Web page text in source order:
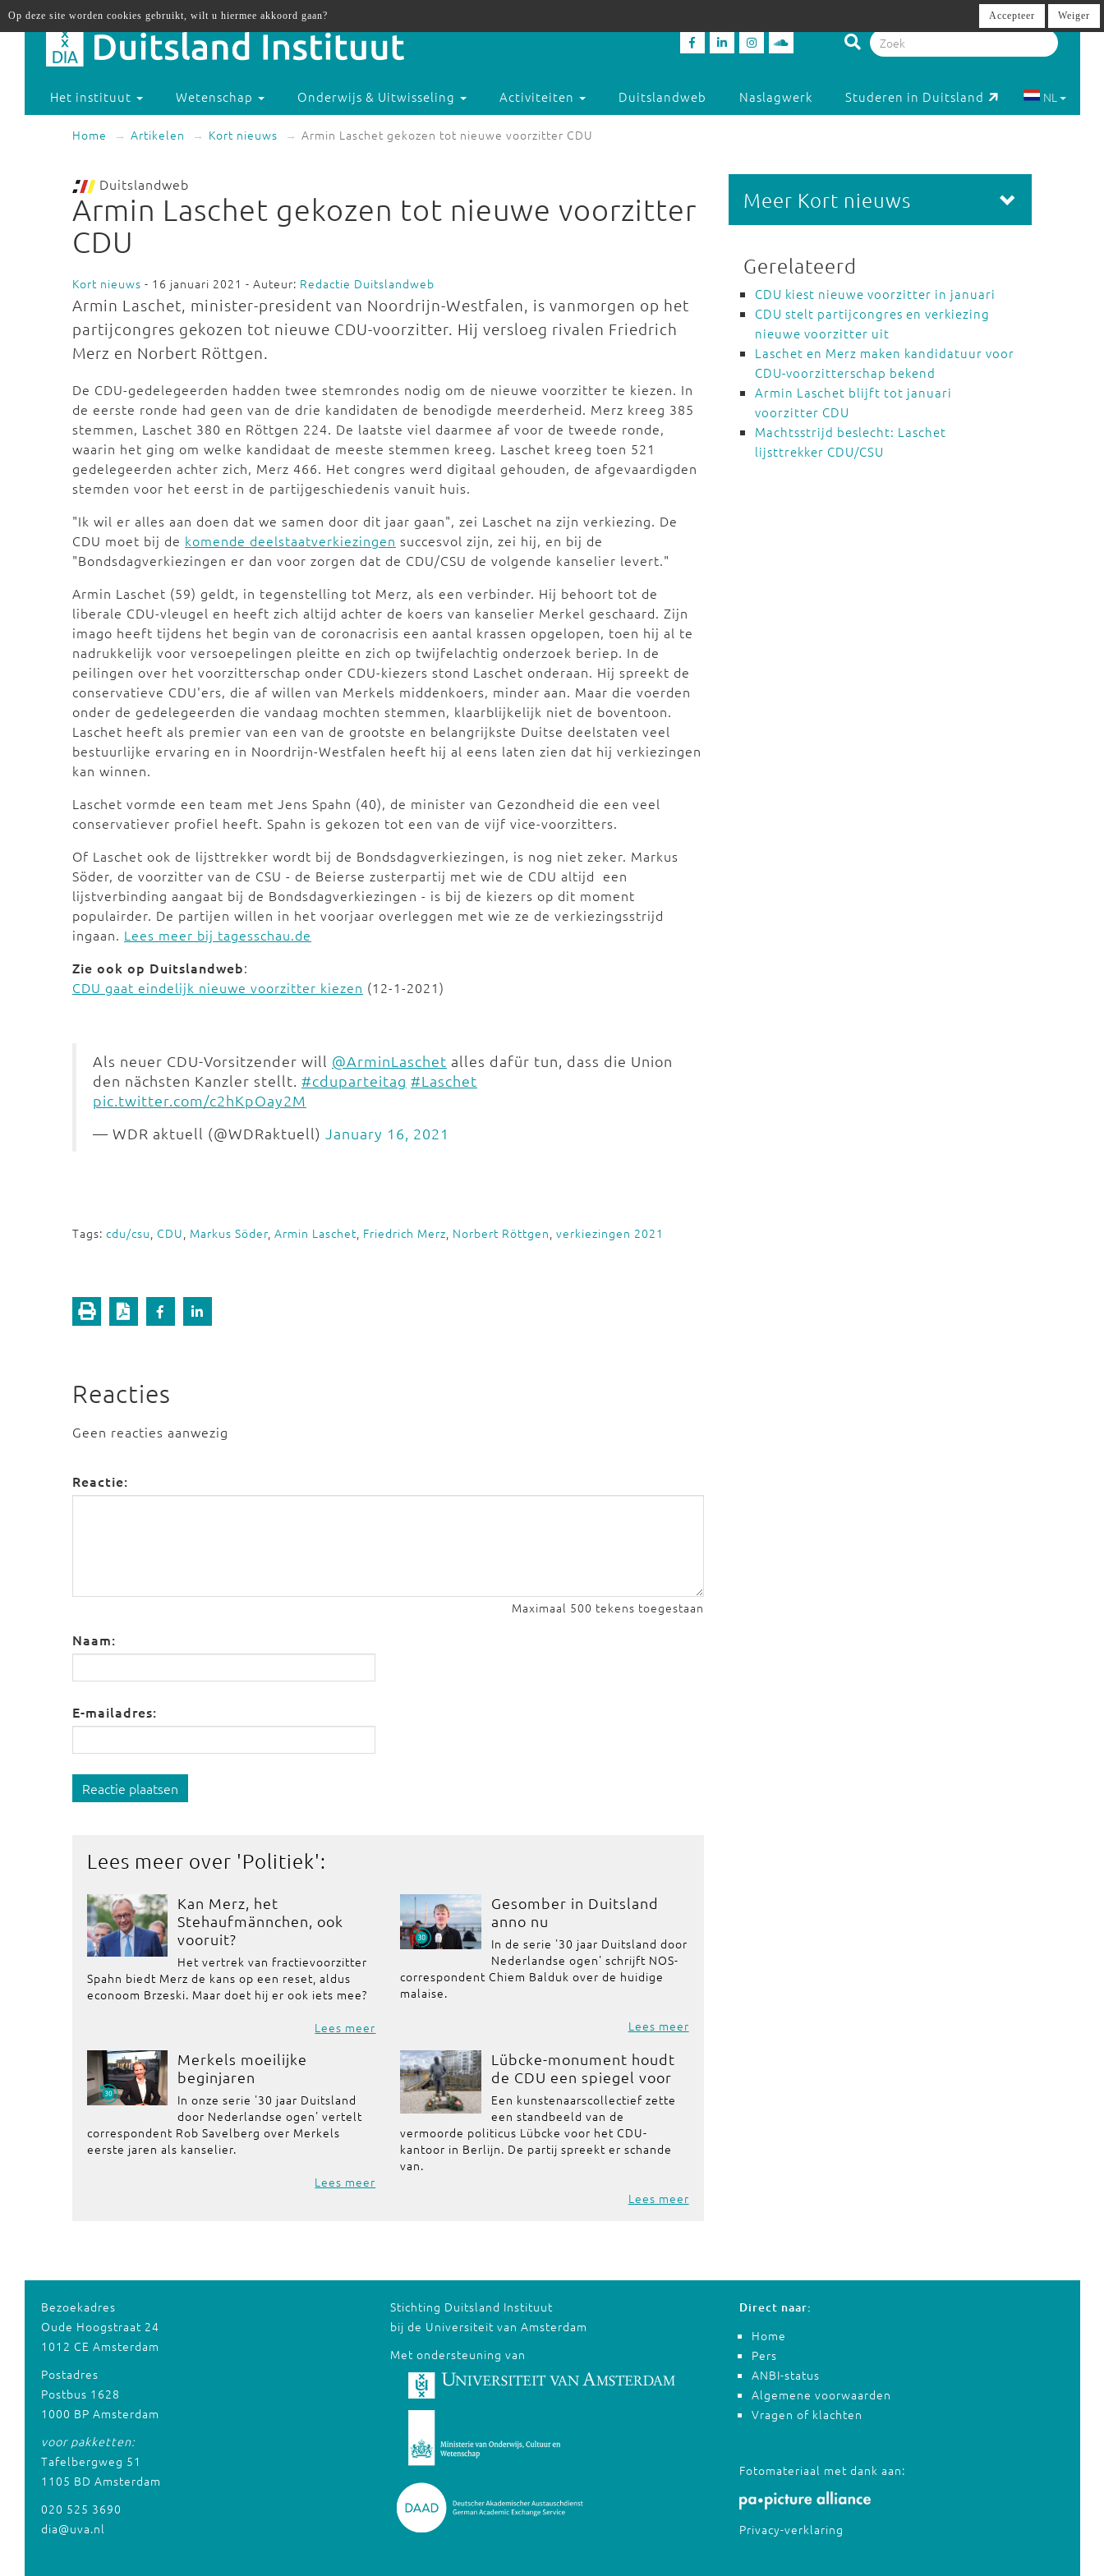
Het instituut Wetenschap Onderwijs & Uitwisseling Activiteiten Duitslandweb Naslagwerk Studeren in Duitsland NL
Home Artikelen Kort nieuws Armin Laschet gekozen tot nieuwe voorzitter CDU
Duitslandweb
Armin Laschet gekozen tot nieuwe voorzitter
CDU
Kort nieuws - 16 januari 2021 - Auteur: Redactie Duitslandweb
Armin Laschet, minister-president van Noordrijn-Westfalen, is vanmorgen op het
partijcongres gekozen tot nieuwe CDU-voorzitter. Hij versloeg rivalen Friedrich
Merz en Norbert Röttgen.
De CDU-gedelegeerden hadden twee stemrondes nodig om de nieuwe voorzitter te kiezen. In
de eerste ronde had geen van de drie kandidaten de benodigde meerderheid. Merz kreeg 385
stemmen, Laschet 380 en Röttgen 224. De laatste viel daarmee af voor de tweede ronde,
waarin het ging om welke kandidaat de meeste stemmen kreeg. Laschet kreeg toen 521
gedelegeerden achter zich, Merz 466. Het congres werd digitaal gehouden, de afgevaardigden
stemden voor het eerst in de partijgeschiedenis vanuit huis.
"Ik wil er alles aan doen dat we samen door dit jaar gaan", zei Laschet na zijn verkiezing. De
CDU moet bij de komende deelstaatverkiezingen succesvol zijn, zei hij, en bij de
"Bondsdagverkiezingen er dan voor zorgen dat de CDU/CSU de volgende kanselier levert."
Armin Laschet (59) geldt, in tegenstelling tot Merz, als een verbinder. Hij behoort tot de
liberale CDU-vleugel en heeft zich altijd achter de koers van kanselier Merkel geschaard. Zijn
imago heeft tijdens het begin van de coronacrisis een aantal krassen opgelopen, toen hij al te
nadrukkelijk voor versoepelingen pleitte en zich op twijfelachtig onderzoek beriep. In de
peilingen over het voorzitterschap onder CDU-kiezers stond Laschet onderaan. Hij spreekt de
conservatieve CDU'ers, die af willen van Merkels middenkoers, minder aan. Maar die voerden
onder de gedelegeerden die vandaag mochten stemmen, klaarblijkelijk niet de boventoon.
Laschet heeft als premier van een van de grootste en belangrijkste Duitse deelstaten veel
bestuurlijke ervaring en in Noordrijn-Westfalen heeft hij al eens laten zien dat hij verkiezingen
kan winnen.
Laschet vormde een team met Jens Spahn (40), de minister van Gezondheid die een veel
conservatiever profiel heeft. Spahn is gekozen tot een van de vijf vice-voorzitters.
Of Laschet ook de lijsttrekker wordt bij de Bondsdagverkiezingen, is nog niet zeker. Markus
Söder, de voorzitter van de CSU - de Beierse zusterpartij met wie de CDU altijd een
lijstverbinding aangaat bij de Bondsdagverkiezingen - is bij de kiezers op dit moment
populairder. De partijen willen in het voorjaar overleggen met wie ze de verkiezingsstrijd
ingaan. Lees meer bij tagesschau.de
Zie ook op Duitslandweb:
CDU gaat eindelijk nieuwe voorzitter kiezen (12-1-2021)
Als neuer CDU-Vorsitzender will @ArminLaschet alles dafür tun, dass die Union
den nächsten Kanzler stellt. #cduparteitag #Laschet
pic.twitter.com/c2hKpOay2M
— WDR aktuell (@WDRaktuell) January 16, 2021
Tags: cdu/csu, CDU, Markus Söder, Armin Laschet, Friedrich Merz, Norbert Röttgen, verkiezingen 2021
Reacties
Geen reacties aanwezig
Reactie:
Maximaal 500 tekens toegestaan
Naam:
E-mailadres:
Reactie plaatsen
Lees meer over 'Politiek':
Kan Merz, het
Stehaufmännchen, ook
vooruit?
Het vertrek van fractievoorzitter
Spahn biedt Merz de kans op een reset, aldus
econoom Brzeski. Maar doet hij er ook iets mee?
Lees meer
Gesomber in Duitsland
anno nu
In de serie '30 jaar Duitsland door
Nederlandse ogen' schrijft NOS-
correspondent Chiem Balduk over de huidige
malaise.
Lees meer
Merkels moeilijke
beginjaren
In onze serie '30 jaar Duitsland
door Nederlandse ogen' vertelt
correspondent Rob Savelberg over Merkels
eerste jaren als kanselier.
Lees meer
Lübcke-monument houdt
de CDU een spiegel voor
Een kunstenaarscollectief zette
een standbeeld van de
vermoorde politicus Lübcke voor het CDU-
kantoor in Berlijn. De partij spreekt er schande
van.
Lees meer
Meer Kort nieuws
Gerelateerd
CDU kiest nieuwe voorzitter in januari
CDU stelt partijcongres en verkiezing
nieuwe voorzitter uit
Laschet en Merz maken kandidatuur voor
CDU-voorzitterschap bekend
Armin Laschet blijft tot januari
voorzitter CDU
Machtsstrijd beslecht: Laschet
lijsttrekker CDU/CSU
Bezoekadres
Oude Hoogstraat 24
1012 CE Amsterdam
Postadres
Postbus 1628
1000 BP Amsterdam
voor pakketten:
Tafelbergweg 51
1105 BD Amsterdam
020 525 3690
dia@uva.nl
Stichting Duitsland Instituut
bij de Universiteit van Amsterdam
Met ondersteuning van
Direct naar:
Home
Pers
ANBI-status
Algemene voorwaarden
Vragen of klachten
Fotomateriaal met dank aan:
Privacy-verklaring
Op deze site worden cookies gebruikt, wilt u hiermee akkoord gaan? Accepteer Weiger